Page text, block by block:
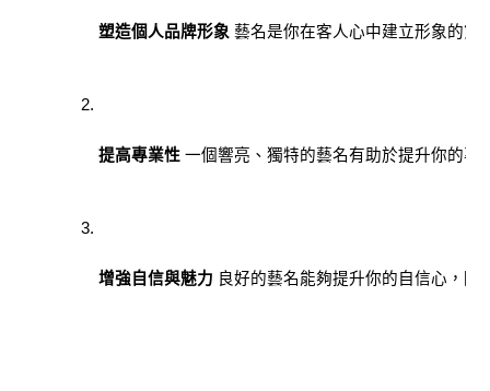
塑造個人品牌形象 藝名是你在客人心中建立形象的第
提高專業性 一個響亮、獨特的藝名有助於提升你的
增強自信與魅力 良好的藝名能夠提升你的自信心，